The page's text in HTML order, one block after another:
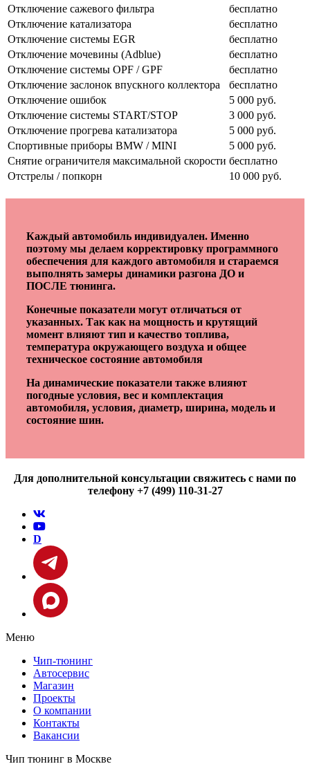
Отключение сажевого фильтра
бесплатно
Отключение катализатора
бесплатно
Отключение системы EGR
бесплатно
Отключение мочевины (Adblue)
бесплатно
Отключение системы OPF / GPF
бесплатно
Отключение заслонок впускного коллектора
бесплатно
Отключение ошибок
5 000 руб.
Отключение системы START/STOP
3 000 руб.
Отключение прогрева катализатора
5 000 руб.
Спортивные приборы BMW / MINI
5 000 руб.
Снятие ограничителя максимальной скорости бесплатно
Отстрелы / попкорн
10 000 руб.
Каждый автомобиль индивидуален. Именно
поэтому мы делаем корректировку программного
обеспечения для каждого автомобиля и стараемся
выполнять замеры динамики разгона ДО и
ПОСЛЕ тюнинга.
Конечные показатели могут отличаться от
указанных. Так как на мощность и крутящий
момент влияют тип и качество топлива,
температура окружающего воздуха и общее
техническое состояние автомобиля
На динамические показатели также влияют
погодные условия, вес и комплектация
автомобиля, условия, диаметр, ширина, модель и
состояние шин.
Для дополнительной консультации свяжитесь с нами по
телефону +7 (499) 110-31-27
D
Меню
Чип-тюнинг
Автосервис
Магазин
Проекты
О компании
Контакты
Вакансии
Чип тюнинг в Москве